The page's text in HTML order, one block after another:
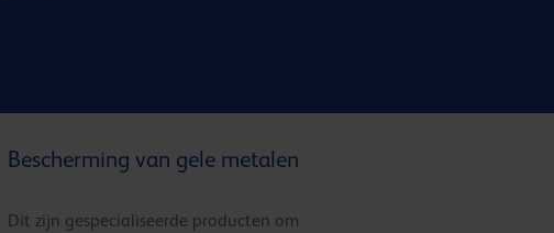
Bescherming van gele metalen
Dit zijn gespecialiseerde producten om